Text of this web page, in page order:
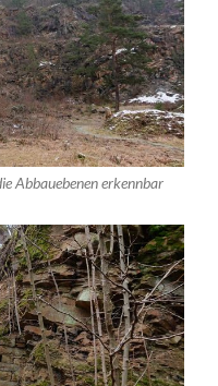
Abbauebenen erkennbar